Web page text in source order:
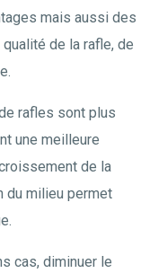
mais aussi des
de la rafle, de
rafles sont plus
une meilleure
de la
du milieu permet
cas, diminuer le